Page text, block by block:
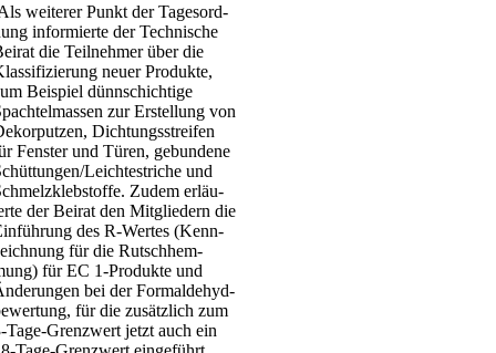
wei­te­rer Punkt der Tages­ord­
infor­mier­te der Tech­ni­sche
die Teil­neh­mer über die
neu­er Pro­duk­te,
Bei­spiel dünn­schich­ti­ge
zur Erstel­lung von
Dich­tungs­strei­fen
Fens­ter und Türen, gebun­de­ne
Leichtestriche und
Zudem erläu­
der Bei­rat den Mit­glie­dern die
des R‑Wertes (Kenn­
für die Rutsch­hem­
für EC 1‑Produkte und
bei der Form­alde­hyd­
für die zusätz­lich zum
Gren­z­­wert jetzt auch ein